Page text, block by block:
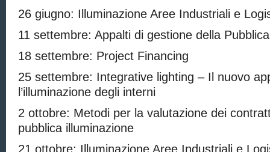
26 giugno: Illuminazione Aree Industriali e
11 settembre: Appalti di gestione della
18 settembre: Project Financing
25 settembre: Integrative lighting – Il nuovo
l’illuminazione degli interni
2 ottobre: Metodi per la valutazione dei
pubblica illuminazione
21 ottobre: Illuminazione Aree Industriali e